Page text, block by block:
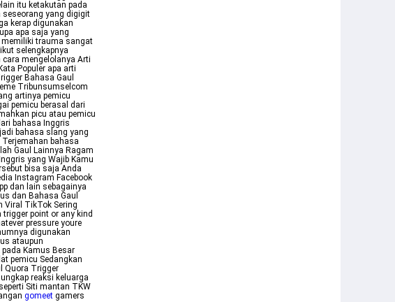
itu ketakutan pada
seseorang yang digigit
kerap digunakan
apa saja yang
memiliki trauma sangat
selengkapnya
cara mengelolanya Arti
Populer apa arti
Bahasa Gaul
Tribunsumselcom
artinya pemicu
pemicu berasal dari
picu atau pemicu
bahasa Inggris
bahasa slang yang
bahasa
Gaul Lainnya Ragam
yang Wajib Kamu
bisa saja Anda
Instagram Facebook
dan lain sebagainya
dan Bahasa Gaul
Viral TikTok Sering
point or any kind
pressure youre
digunakan
ataupun
Kamus Besar
pemicu Sedangkan
Quora Trigger
reaksi keluarga
Siti mantan TKW
gomeet gamers